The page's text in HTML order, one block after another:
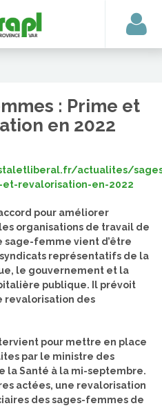
: Prime et
en 2022
actualites/
revalorisation-en-2022
pour améliorer
organisations de travail de
sage-femme vient d’être
représentatifs de la
le gouvernement et la
publique. Il prévoit
revalorisation des
pour mettre en place
par le ministre des
la Santé à la mi-septembre.
actées, une revalorisation
des sages-femmes de